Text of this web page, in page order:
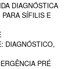
DIAGNÓSTICA
SÍFILIS E
DIAGNÓSTICO,
PRÉ